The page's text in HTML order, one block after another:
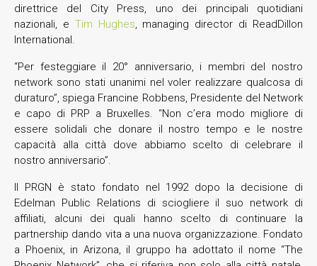
direttrice del City Press, uno dei principali quotidiani
nazionali, e Tim Hughes, managing director di ReadDillon
International.
“Per festeggiare il 20° anniversario, i membri del nostro
network sono stati unanimi nel voler realizzare qualcosa di
duraturo”, spiega Francine Robbens, Presidente del Network
e capo di PRP a Bruxelles. “Non c’era modo migliore di
essere solidali che donare il nostro tempo e le nostre
capacità alla città dove abbiamo scelto di celebrare il
nostro anniversario”.
Il PRGN è stato fondato nel 1992 dopo la decisione di
Edelman Public Relations di sciogliere il suo network di
affiliati, alcuni dei quali hanno scelto di continuare la
partnership dando vita a una nuova organizzazione. Fondato
a Phoenix, in Arizona, il gruppo ha adottato il nome “The